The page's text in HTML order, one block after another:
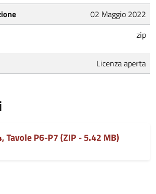
02 Maggio 2022
zip
Licenza aperta
Tavole P6-P7 (ZIP - 5.42 MB)